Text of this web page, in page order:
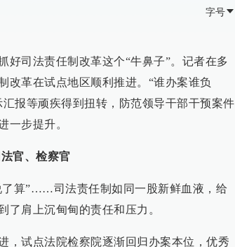
字号
好司法责任制改革这个“牛鼻子”。记者在多
改革在试点地区顺利推进。“谁办案谁负
报等顽疾得到扭转，防范领导干部干预案件
一步提升。
官、检察官
了算”……司法责任制如同一股新鲜血液，给
了肩上沉甸甸的责任和压力。
，试点法院检察院逐渐回归办案本位，优秀